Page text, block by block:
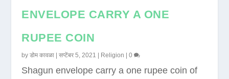
ENVELOPE CARRY A ONE
RUPEE COIN
byडोम कावळा |सप्टेंबर 5, 2021 Religion |0
Shagun envelope carry a one rupee coin of